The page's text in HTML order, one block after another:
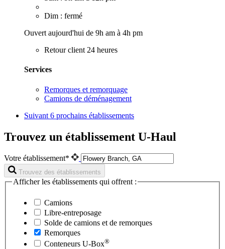
Dim : fermé
Ouvert aujourd'hui de 9h am à 4h pm
Retour client 24 heures
Services
Remorques et remorquage
Camions de déménagement
Suivant 6 prochains établissements
Trouvez un établissement U-Haul
Votre établissement*
Trouvez des établissements
Afficher les établissements qui offrent :
Camions
Libre-entreposage
Solde de camions et de remorques
Remorques
Conteneurs U-Box®